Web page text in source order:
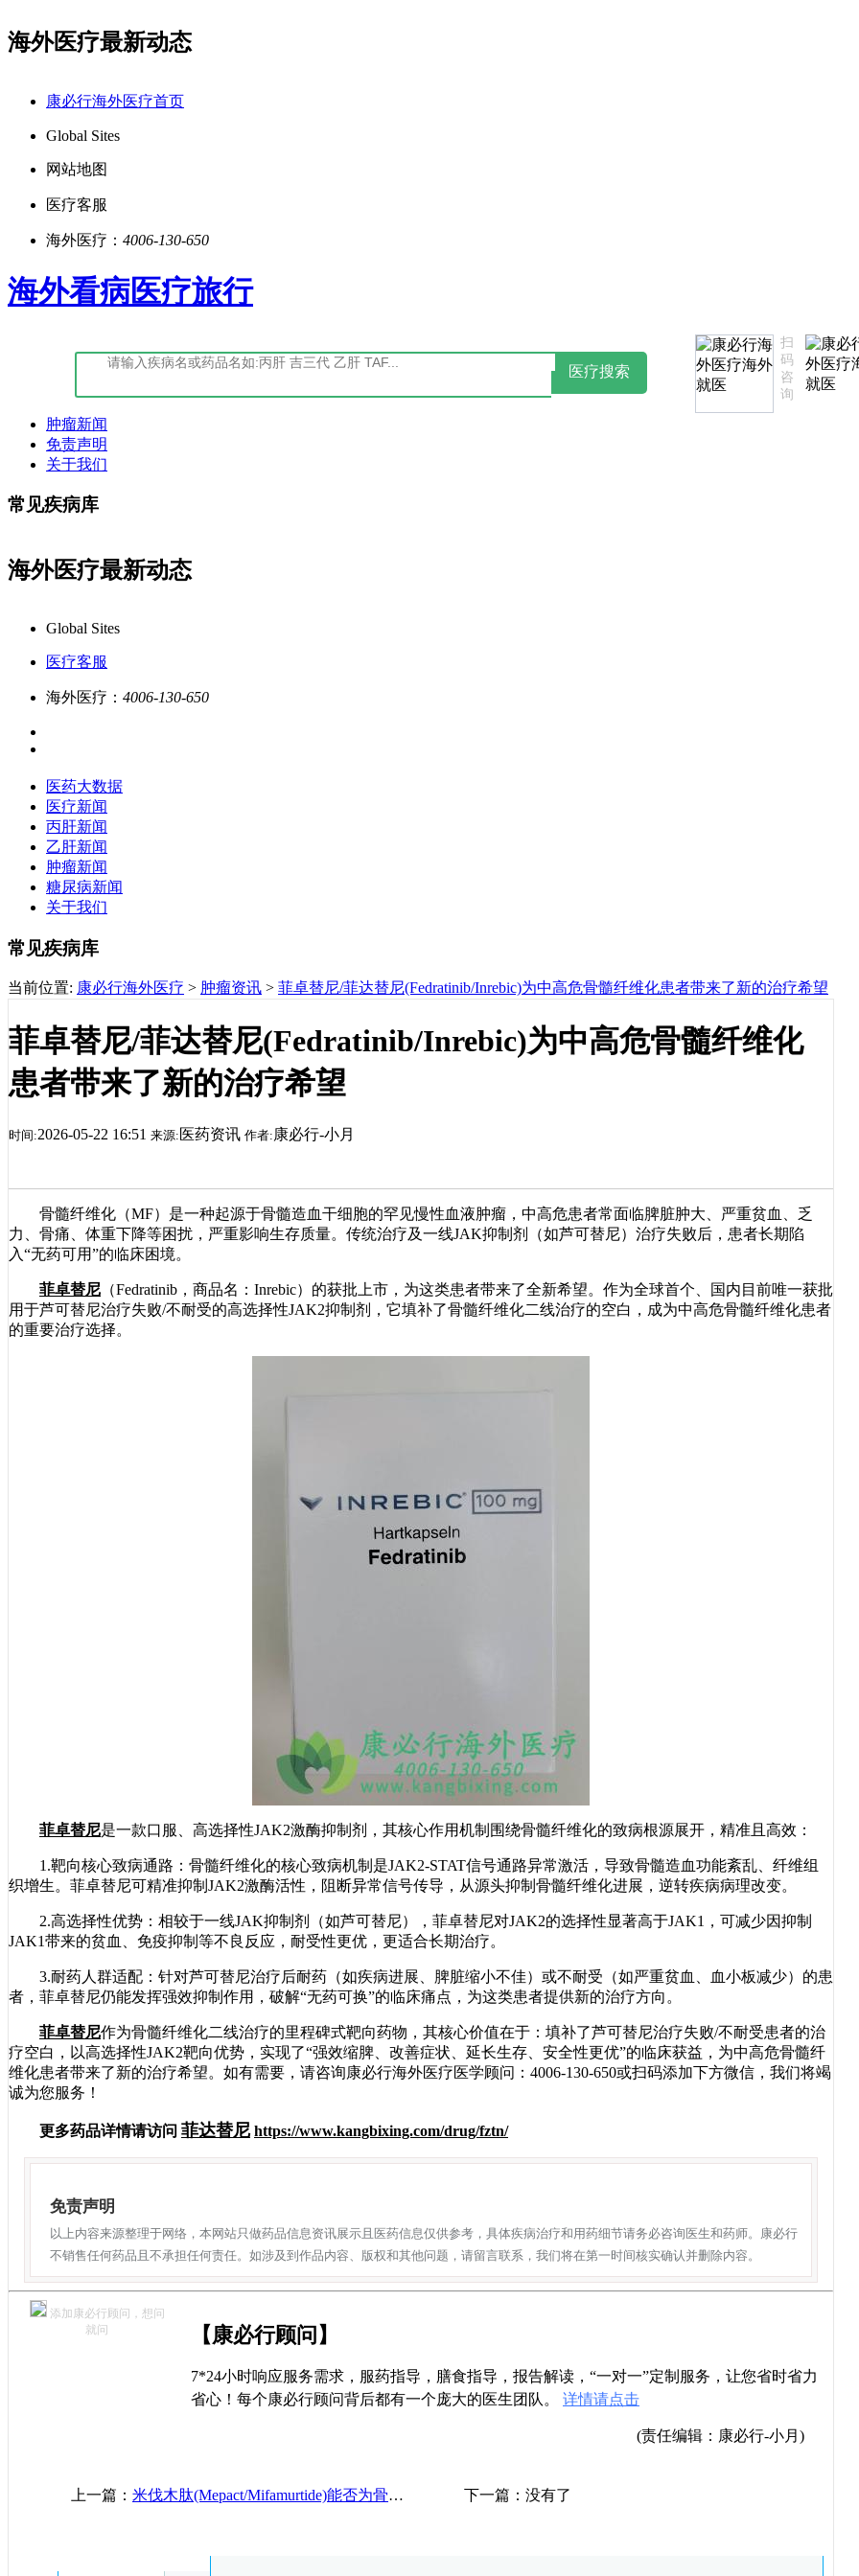
海外医疗最新动态
康必行海外医疗首页
Global Sites
网站地图
医疗客服
海外医疗： 4006-130-650
海外看病医疗旅行
医疗搜索
扫
码
咨
询
肿瘤新闻
免责声明
关于我们
常见疾病库
海外医疗最新动态
Global Sites
医疗客服
海外医疗： 4006-130-650
医药大数据
医疗新闻
丙肝新闻
乙肝新闻
肿瘤新闻
糖尿病新闻
关于我们
常见疾病库
当前位置: 康必行海外医疗 > 肿瘤资讯 > 菲卓替尼/菲达替尼(Fedratinib/Inrebic)为中高危骨髓纤维化患者带来了新的治疗希望
菲卓替尼/菲达替尼(Fedratinib/Inrebic)为中高危骨髓纤维化
患者带来了新的治疗希望
时间:2026-05-22 16:51 来源: 医药资讯 作者: 康必行-小月
骨髓纤维化（MF）是一种起源于骨髓造血干细胞的罕见慢性血液肿瘤，中高危患者常面临脾脏肿大、严重贫血、乏
力、骨痛、体重下降等困扰，严重影响生存质量。传统治疗及一线JAK抑制剂（如芦可替尼）治疗失败后，患者长期陷
入“无药可用”的临床困境。
菲卓替尼 （Fedratinib，商品名：Inrebic）的获批上市，为这类患者带来了全新希望。作为全球首个、国内目前唯一获批
用于芦可替尼治疗失败/不耐受的高选择性JAK2抑制剂，它填补了骨髓纤维化二线治疗的空白，成为中高危骨髓纤维化患者
的重要治疗选择。
菲卓替尼是一款口服、高选择性JAK2激酶抑制剂，其核心作用机制围绕骨髓纤维化的致病根源展开，精准且高效：
1.靶向核心致病通路：骨髓纤维化的核心致病机制是JAK2-STAT信号通路异常激活，导致骨髓造血功能紊乱、纤维组
织增生。菲卓替尼可精准抑制JAK2激酶活性，阻断异常信号传导，从源头抑制骨髓纤维化进展，逆转疾病病理改变。
2.高选择性优势：相较于一线JAK抑制剂（如芦可替尼），菲卓替尼对JAK2的选择性显著高于JAK1，可减少因抑制
JAK1带来的贫血、免疫抑制等不良反应，耐受性更优，更适合长期治疗。
3.耐药人群适配：针对芦可替尼治疗后耐药（如疾病进展、脾脏缩小不佳）或不耐受（如严重贫血、血小板减少）的患
者，菲卓替尼仍能发挥强效抑制作用，破解“无药可换”的临床痛点，为这类患者提供新的治疗方向。
菲卓替尼作为骨髓纤维化二线治疗的里程碑式靶向药物，其核心价值在于：填补了芦可替尼治疗失败/不耐受患者的治
疗空白，以高选择性JAK2靶向优势，实现了“强效缩脾、改善症状、延长生存、安全性更优”的临床获益，为中高危骨髓纤
维化患者带来了新的治疗希望。如有需要，请咨询康必行海外医疗医学顾问：4006-130-650或扫码添加下方微信，我们将竭
诚为您服务！
更多药品详情请访问 菲达替尼 https://www.kangbixing.com/drug/fztn/
免责声明
以上内容来源整理于网络，本网站只做药品信息资讯展示且医药信息仅供参考，具体疾病治疗和用药细节请务必咨询医生和药师。康必行
不销售任何药品且不承担任何责任。如涉及到作品内容、版权和其他问题，请留言联系，我们将在第一时间核实确认并删除内容。
添加康必行顾问，想问
就问
【康必行顾问】
7*24小时响应服务需求，服药指导，膳食指导，报告解读，“一对一”定制服务，让您省时省力
省心！每个康必行顾问背后都有一个庞大的医生团队。 详情请点击
(责任编辑：康必行-小月)
上一篇： 米伐木肽(Mepact/Mifamurtide)能否为骨肉瘤患者带来生存转机? 下一篇：没有了